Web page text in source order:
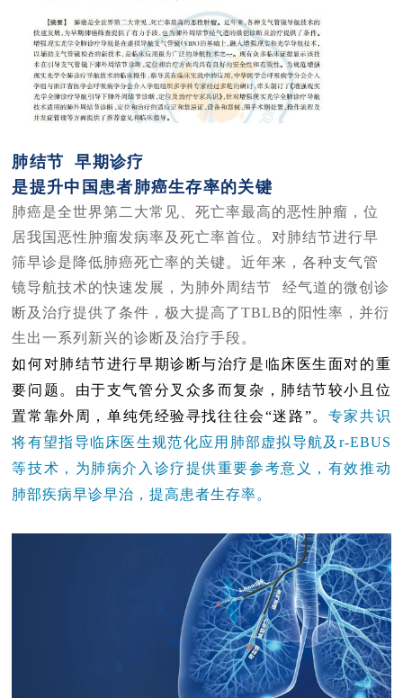
肺结节
早期诊疗
是提升中国患者肺癌生存率的关键
肺癌是全世界第二大常见、死亡率最高的恶性肿瘤，位
居我国恶性肿瘤发病率及死亡率首位。对肺结节进行早
筛早诊是降低肺癌死亡率的关键。近年来，各种支气管
镜导航技术的快速发展，为 肺外周结节
经气道的微创诊
断及治疗提供了条件，极大提高了TBLB的阳性率，并衍
生出一系列新兴的诊断及治疗手段。
如何对肺结节进行早期诊断与治疗是临床医生面对的重
要问题。由于支气管分叉众多而复杂，肺结节较小且位
置常靠外周，单纯凭经验寻找往往会“迷路”。 专家共识
将有望指导临床医生规范化应用肺部虚拟导航及r-EBUS
等技术，为肺病介入诊疗提供重要参考意义，有效推动
肺部疾病早诊早治，提高患者生存率。